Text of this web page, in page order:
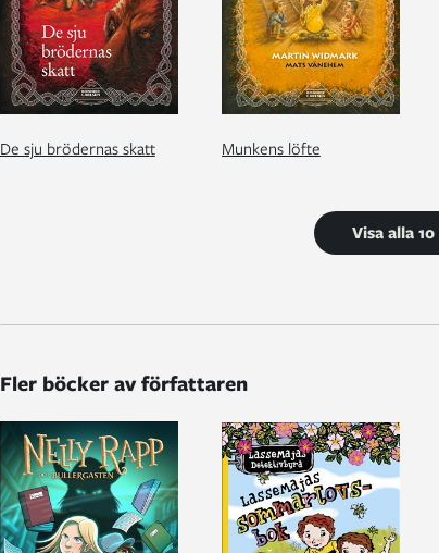
De sju brödernas skatt Munkens löfte
Visa alla
Fler böcker av författaren